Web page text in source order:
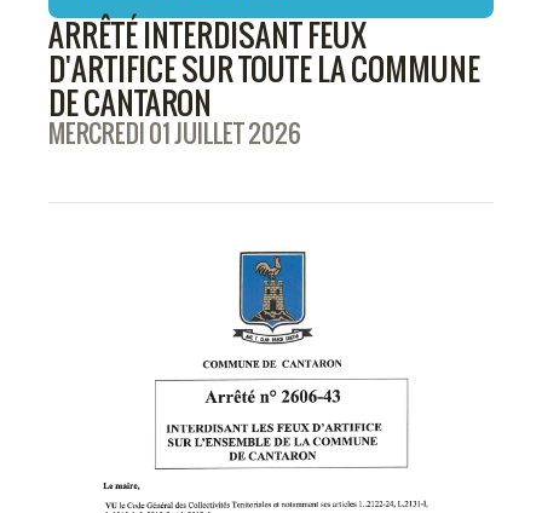
ARRÊTÉ INTERDISANT FEUX
D'ARTIFICE SUR TOUTE LA COMMUNE
DE CANTARON
MERCREDI 01 JUILLET 2026